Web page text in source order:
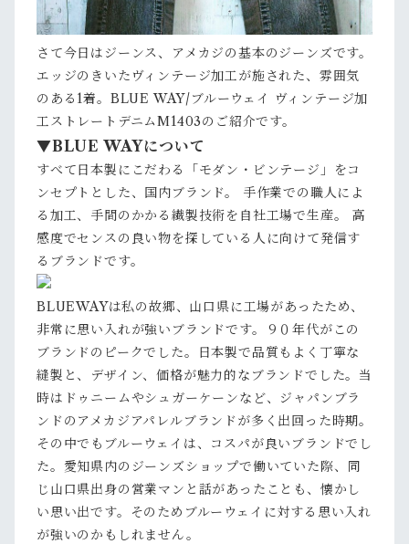
さて今日はジーンス、アメカジの基本のジーンズです。
エッジのきいたヴィンテージ加工が施された、雰囲気
のある1着。BLUE WAY/ブルーウェイ ヴィンテージ加
工ストレートデニムM1403のご紹介です。
▼BLUE WAYについて
すべて日本製にこだわる「モダン・ビンテージ」をコ
ンセプトとした、国内ブランド。 手作業での職人によ
る加工、手間のかかる繊製技術を自社工場で生産。 高
感度でセンスの良い物を探している人に向けて発信す
るブランドです。
BLUEWAYは私の故郷、山口県に工場があったため、
非常に思い入れが強いブランドです。９０年代がこの
ブランドのピークでした。日本製で品質もよく丁寧な
縫製と、デザイン、価格が魅力的なブランドでした。当
時はドゥニームやシュガーケーンなど、ジャパンブラ
ンドのアメカジアパレルブランドが多く出回った時期。
その中でもブルーウェイは、コスパが良いブランドでし
た。愛知県内のジーンズショップで働いていた際、同
じ山口県出身の営業マンと話があったことも、懐かし
い思い出です。そのためブルーウェイに対する思い入れ
が強いのかもしれません。